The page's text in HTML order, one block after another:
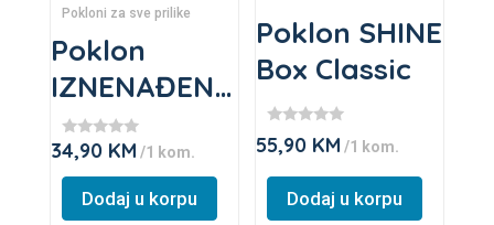
Pokloni za sve prilike
Poklon
IZNENAĐENJ
E IZ
ORAŠNICE
Healthy mix
★
★
★
34,90 KM /1 kom.
multiple
variants.
options
may
be
chosen
on
Dodaj u korpu
Poklon SHINE
Box Classic
★
★
★
55,90 KM /1 kom.
variants.
The
may
be
chosen
on
Dodaj u korpu